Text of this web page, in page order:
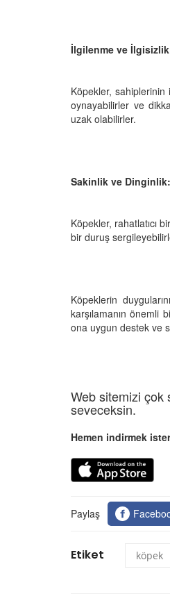
İlgilenme ve
Köpekler,
oynayabilirler ve
uzak olabilirler.
Sakinlik ve Dinginlik:
Köpekler, rahatlatıcı
bir duruş
Köpeklerin
karşılamanın önemli
ona uygun destek ve
Web sitemizi çok
seveceksin.
Hemen indirmek
Paylaş
Etiket köpek